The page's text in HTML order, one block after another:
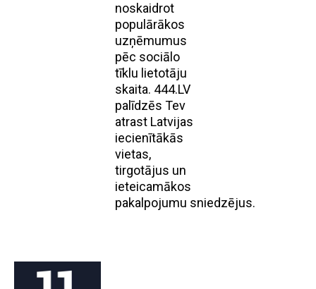
noskaidrot
populārākos
uzņēmumus
pēc sociālo
tīklu lietotāju
skaita. 444.LV
palīdzēs Tev
atrast Latvijas
iecienītākās
vietas,
tirgotājus un
ieteicamākos
pakalpojumu sniedzējus.